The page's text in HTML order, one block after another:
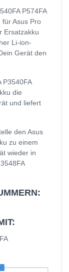
P574FA
Asus Pro
Ersatzakku
Li-ion-
Gerät den
P3540FA
die
und liefert
den Asus
zu einem
wieder in